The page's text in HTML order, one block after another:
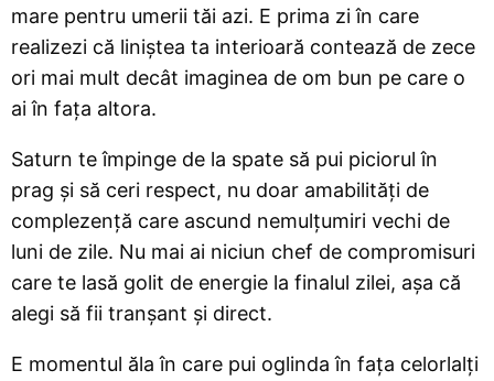
mare pentru umerii tăi azi. E prima zi în care
realizezi că liniștea ta interioară contează de zece
ori mai mult decât imaginea de om bun pe care o
ai în fața altora.
Saturn te împinge de la spate să pui piciorul în
prag și să ceri respect, nu doar amabilități de
complezență care ascund nemulțumiri vechi de
luni de zile. Nu mai ai niciun chef de compromisuri
care te lasă golit de energie la finalul zilei, așa că
alegi să fii tranșant și direct.
E momentul ăla în care pui oglinda în fața celorlalți